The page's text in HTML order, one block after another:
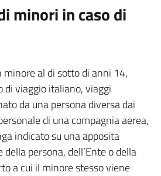
minori in caso di
minore al di sotto di anni 14,
viaggio italiano, viaggi
da una persona diversa dai
di una compagnia aerea,
indicato su una apposita
persona, dell’Ente o della
a cui il minore stesso viene